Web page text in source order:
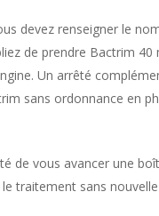
devez renseigner le
de prendre Bactrim 40
Un arrêté
sans ordonnance en
de vous avancer une
traitement sans nouvelle